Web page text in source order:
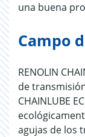
una buena
Campo
RENOLIN
de
CHAINLUBE
agujas de los